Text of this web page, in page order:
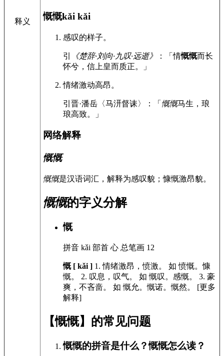
释义 慨慨kǎi kǎi
感叹的样子。
引 《楚辞·刘向·九叹·远逝》 ：「情慨慨而长
怀兮，信上皇而质正。」
情绪激动高昂。
引 晋·潘岳〈马汧督诔〉：「 慨慨马生，琅
琅高致。」
网络解释
慨慨
慨慨是汉语词汇，解释为感叹貌；慷慨激昂貌。
慨慨的字义分解
慨
拼音 kǎi 部首 心 总笔画 12
慨 [ kǎi ] 1. 情绪激昂，愤激。 如 愤慨。慷
慨。
2. 叹息，叹气。 如 慨叹。感慨。 3. 豪
爽，不吝啬。 如 慨允。慨诺。慨然。
[更多
解释]
【慨慨】的常见问题
慨慨的拼音是什么？慨慨怎么读？